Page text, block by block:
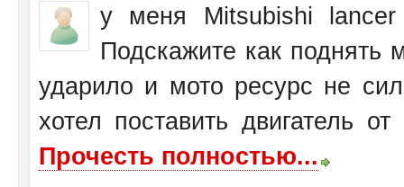
у меня Mitsubishi
Подскажите как поднять
ударило и мото ресурс не
хотел поставить двигатель
Прочесть полностью...